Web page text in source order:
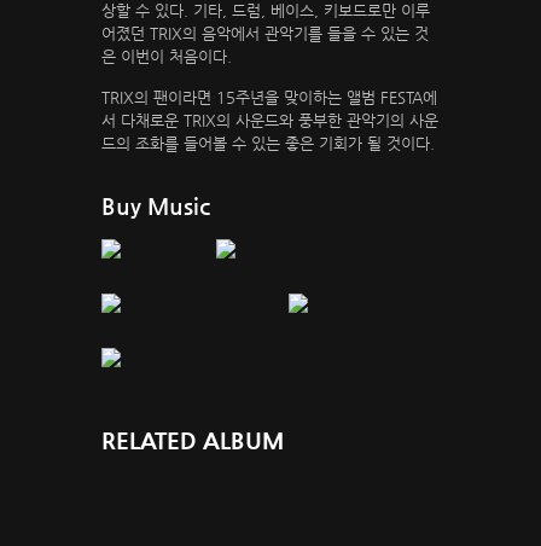
상할 수 있다. 기타, 드럼, 베이스, 키보드로만 이루
어졌던 TRIX의 음악에서 관악기를 들을 수 있는 것
은 이번이 처음이다.
TRIX의 팬이라면 15주년을 맞이하는 앨범 FESTA에
서 다채로운 TRIX의 사운드와 풍부한 관악기의 사운
드의 조화를 들어볼 수 있는 좋은 기회가 될 것이다.
Buy Music
RELATED ALBUM